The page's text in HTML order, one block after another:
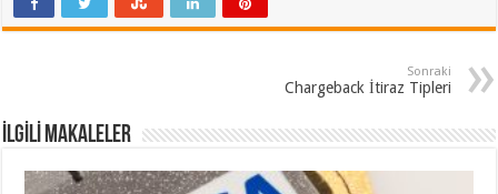
Sonraki
Chargeback İtiraz Tipleri
İLGİLİ MAKALELER